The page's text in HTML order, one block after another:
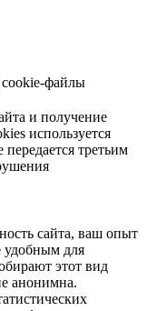
файлы
и получение
используется
третьим
сайта, ваш опыт
удобным для
этот вид
анонимна.